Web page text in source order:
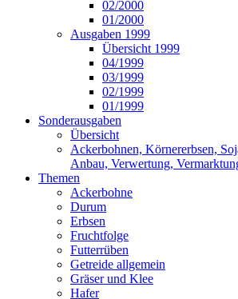
02/2000
01/2000
Ausgaben 1999
Übersicht 1999
04/1999
03/1999
02/1999
01/1999
Sonderausgaben
Übersicht
Ackerbohnen, Körnererbsen,
Anbau, Verwertung,
Themen
Ackerbohne
Durum
Erbsen
Fruchtfolge
Futterrüben
Getreide allgemein
Gräser und Klee
Hafer